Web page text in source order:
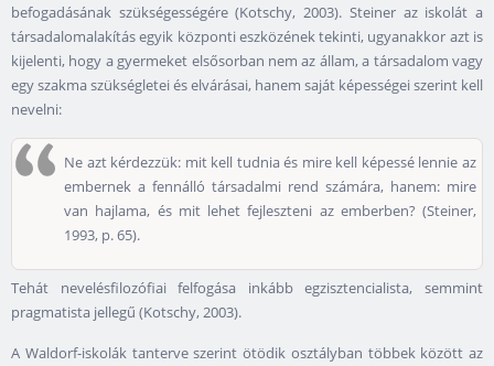
befogadásának szükségességére (Kotschy, 2003). Steiner az iskolát a
társadalomalakítás egyik központi eszközének tekinti, ugyanakkor azt is
kijelenti, hogy a gyermeket elsősorban nem az állam, a társadalom vagy
egy szakma szükségletei és elvárásai, hanem saját képességei szerint kell
nevelni:
Ne azt kérdezzük: mit kell tudnia és mire kell képessé lennie az
embernek a fennálló társadalmi rend számára, hanem: mire
van hajlama, és mit lehet fejleszteni az emberben? (Steiner,
1993, p. 65).
Tehát nevelésfilozófiai felfogása inkább egzisztencialista, semmint
pragmatista jellegű (Kotschy, 2003).
A Waldorf-iskolák tanterve szerint ötödik osztályban többek között az